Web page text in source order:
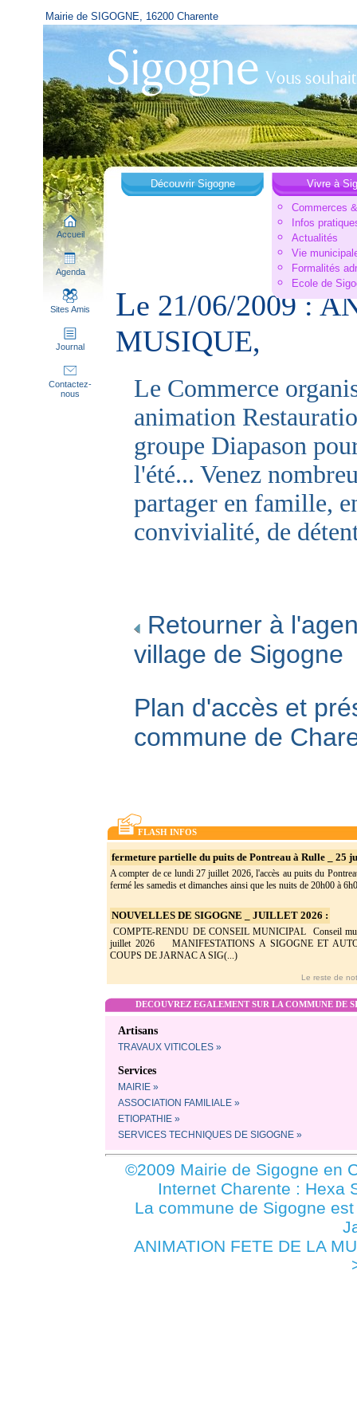
Mairie de SIGOGNE, 16200 Charente
Accueil
Agenda
Sites Amis
Journal
Contactez-
nous
Découvrir Sigogne
Vivre à
Commerces
Infos
Actualités
Vie
Formalités
Ecole de
Le 21/06/2009 :
MUSIQUE,
Le Commerce
animation
groupe Diapason
l'été... Venez
partager en famille,
convivialité, de
Retourner à
village de Sigogne
Plan d'accès et
commune de
FLASH INFOS
fermeture partielle du puits de Pontreau à Rulle _ 25
A compter de ce lundi 27 juillet 2026, l'accès au puits du
fermé les samedis et dimanches ainsi que les nuits de 20h00 à
NOUVELLES DE SIGOGNE _ JUILLET 2026 :
COMPTE-RENDU DE CONSEIL MUNICIPAL Conseil
juillet 2026 MANIFESTATIONS A SIGOGNE ET
COUPS DE JARNAC A SIG(...)
Le reste de
DECOUVREZ EGALEMENT SUR LA COMMUNE DE
Artisans
TRAVAUX VITICOLES »
Services
MAIRIE »
ASSOCIATION FAMILIALE »
ETIOPATHIE »
SERVICES TECHNIQUES DE SIGOGNE »
©2009 Mairie de Sigogne en
Internet Charente : Hexa
La commune de Sigogne
ANIMATION FETE DE LA